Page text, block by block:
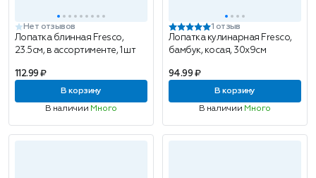
Нет отзывов
Лопатка блинная Fresco,
23.5см, в ассортименте, 1 шт
112.99 ₽
В корзину
В наличии Много
1 отзыв
Лопатка кулинарная Fresco,
бамбук, косая, 30x9см
94.99 ₽
В корзину
В наличии Много